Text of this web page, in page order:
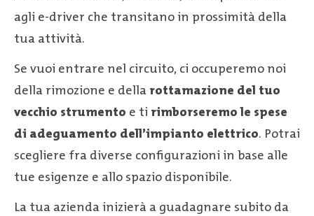
agli e-driver che transitano in prossimità della
tua attività.
Se vuoi entrare nel circuito, ci occuperemo noi
della rimozione e della rottamazione del tuo
vecchio strumento e ti rimborseremo le spese
di adeguamento dell’impianto elettrico. Potrai
scegliere fra diverse configurazioni in base alle
tue esigenze e allo spazio disponibile.
La tua azienda inizierà a guadagnare subito da